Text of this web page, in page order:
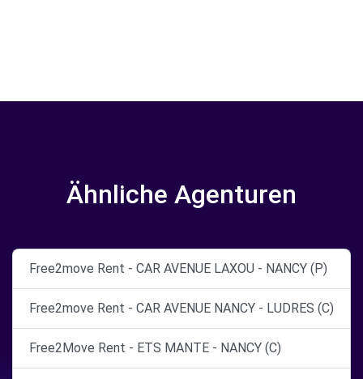
Ähnliche Agenturen
Free2move Rent - CAR AVENUE LAXOU - NANCY (P)
Free2move Rent - CAR AVENUE NANCY - LUDRES (C)
Free2Move Rent - ETS MANTE - NANCY (C)